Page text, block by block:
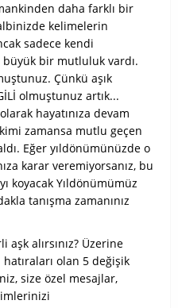
daha farklı bir
kelimelerin
sadece kendi
bir mutluluk vardı.
Çünkü aşık
olmuştunuz artık...
hayatınıza devam
zamansa mutlu geçen
Eğer yıldönümünüzde o
karar veremiyorsanız, bu
koyacak Yıldönümümüz
tanışma zamanınız
aşk alırsınız? Üzerine
olan 5 değişik
size özel mesajlar,